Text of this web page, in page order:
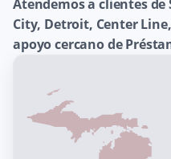
Atendemos a clientes
City, Detroit, Center
apoyo cercano de